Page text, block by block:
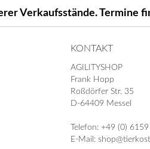
Verkaufsstände. Termine
KONTAKT
AGILITYSHOP
Frank Hopp
Roßdörfer Str. 35
D-64409 Messel
Telefon: +49 (0)
E-Mail: